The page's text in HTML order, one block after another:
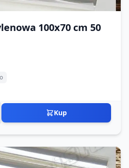
100x70 cm 50
Kup